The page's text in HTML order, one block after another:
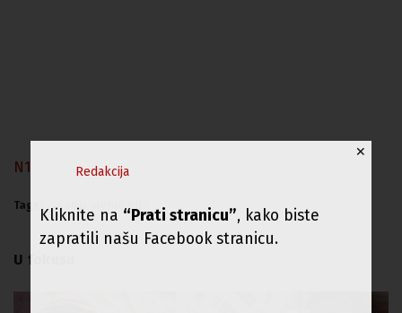
N1
Tags: damir mehić bibi
U fokusu
✕
Redakcija
Kliknite na “Prati stranicu”, kako biste
zapratili našu Facebook stranicu.